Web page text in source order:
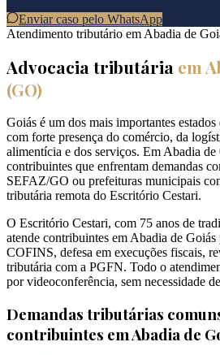
Enviar caso pelo WhatsApp
Atendimento tributário em Abadia de
Advocacia tributária em
(GO)
Goiás é um dos mais importantes
com forte presença do comércio, da
alimentícia e dos serviços. Em Abadia
contribuintes que enfrentam demandas
SEFAZ/GO ou prefeituras municipais
tributária remota do Escritório Cestari.
O Escritório Cestari, com 75 anos de
atende contribuintes em Abadia de Goiás
COFINS, defesa em execuções fiscais,
tributária com a PGFN. Todo o
por videoconferência, sem necessidade
Demandas tributárias
contribuintes emAbadia de